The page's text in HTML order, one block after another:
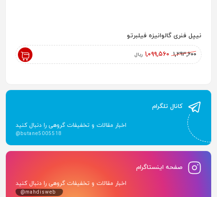
نیپل فنری گالوانیزه فیلبرتو
۱,۲۹۳,۶۰۰ ۱,۰۹۹,۵۶۰ ریال
کانال تلگرام
اخبار مقالات و تخفیفات گروهی را دنبال کنید
@butane5005518
صفحه اینستاگرام
اخبار مقالات و تخفیفات گروهی را دنبال کنید
@mahdisweb